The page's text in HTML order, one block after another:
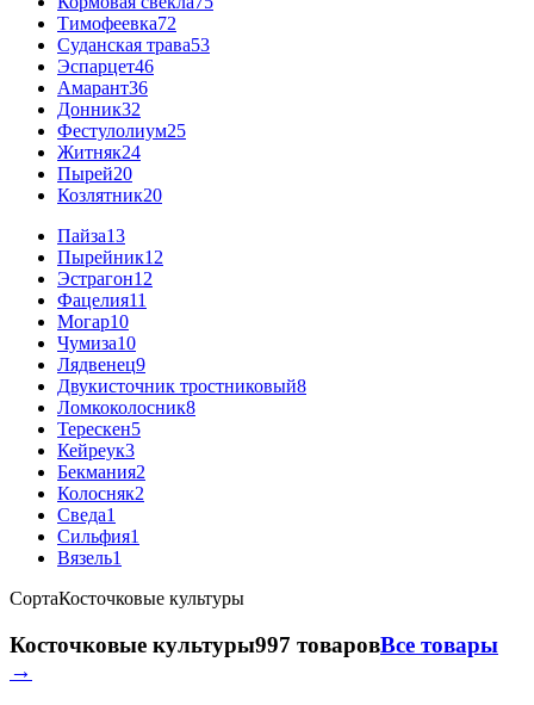
Тимофеевка72
Суданская трава53
Эспарцет46
Амарант36
Донник32
Фестулолиум25
Житняк24
Пырей20
Козлятник20
Пайза13
Пырейник12
Эстрагон12
Фацелия11
Могар10
Чумиза10
Лядвенец9
Двукисточник тростниковый8
Ломкоколосник8
Терескен5
Кейреук3
Бекмания2
Колосняк2
Сведа1
Сильфия1
Вязель1
СортаКосточковые культуры
Косточковые культуры997 товаровВсе товары
→